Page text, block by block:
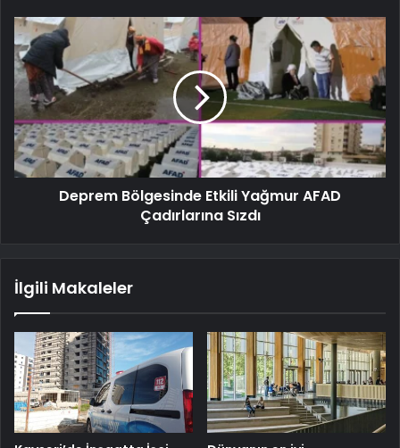
Deprem Bölgesinde Etkili Yağmur AFAD
Çadırlarına Sızdı
İlgili Makaleler